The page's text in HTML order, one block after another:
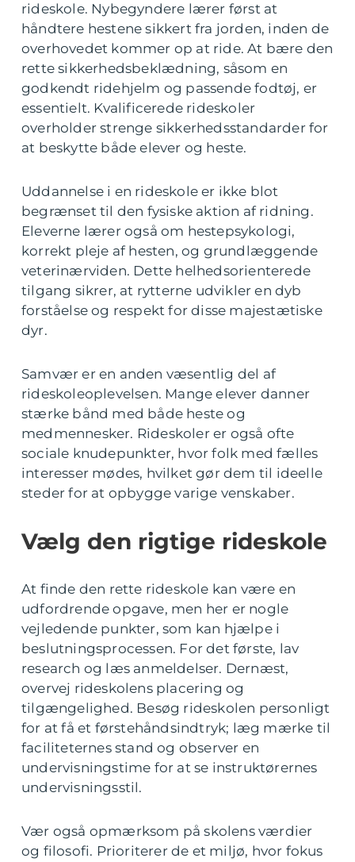
rideskole. Nybegyndere lærer først at
håndtere hestene sikkert fra jorden, inden de
overhovedet kommer op at ride. At bære den
rette sikkerhedsbeklædning, såsom en
godkendt ridehjelm og passende fodtøj, er
essentielt. Kvalificerede rideskoler
overholder strenge sikkerhedsstandarder for
at beskytte både elever og heste.
Uddannelse i en rideskole er ikke blot
begrænset til den fysiske aktion af ridning.
Eleverne lærer også om hestepsykologi,
korrekt pleje af hesten, og grundlæggende
veterinærviden. Dette helhedsorienterede
tilgang sikrer, at rytterne udvikler en dyb
forståelse og respekt for disse majestætiske
dyr.
Samvær er en anden væsentlig del af
rideskoleoplevelsen. Mange elever danner
stærke bånd med både heste og
medmennesker. Rideskoler er også ofte
sociale knudepunkter, hvor folk med fælles
interesser mødes, hvilket gør dem til ideelle
steder for at opbygge varige venskaber.
Vælg den rigtige rideskole
At finde den rette rideskole kan være en
udfordrende opgave, men her er nogle
vejledende punkter, som kan hjælpe i
beslutningsprocessen. For det første, lav
research og læs anmeldelser. Dernæst,
overvej rideskolens placering og
tilgængelighed. Besøg rideskolen personligt
for at få et førstehåndsindtryk; læg mærke til
faciliteternes stand og observer en
undervisningstime for at se instruktørernes
undervisningsstil.
Vær også opmærksom på skolens værdier
og filosofi. Prioriterer de et miljø, hvor fokus